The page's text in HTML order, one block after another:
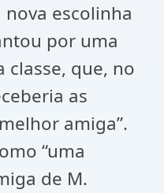
escolinha
por uma
classe, que, no
as
amiga”.
“uma
de M.